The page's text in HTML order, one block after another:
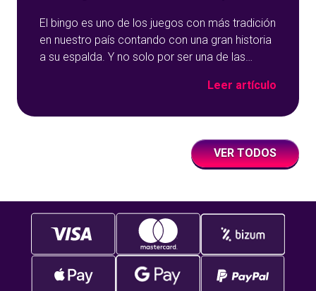
El bingo es uno de los juegos con más tradición
en nuestro país contando con una gran historia
a su espalda. Y no solo por ser una de las
de juegos de tómbola, YoBingo, sino porque es
Leer artículo
VER TODOS